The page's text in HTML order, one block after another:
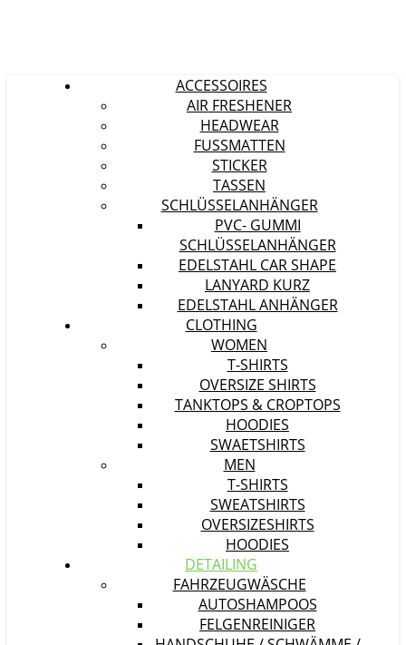
ACCESSOIRES
AIR FRESHENER
HEADWEAR
FUSSMATTEN
STICKER
TASSEN
SCHLÜSSELANHÄNGER
PVC- GUMMI
SCHLÜSSELANHÄNGER
EDELSTAHL CAR SHAPE
LANYARD KURZ
EDELSTAHL ANHÄNGER
CLOTHING
WOMEN
T-SHIRTS
OVERSIZE SHIRTS
TANKTOPS & CROPTOPS
HOODIES
SWAETSHIRTS
MEN
T-SHIRTS
SWEATSHIRTS
OVERSIZESHIRTS
HOODIES
DETAILING
FAHRZEUGWÄSCHE
AUTOSHAMPOOS
FELGENREINIGER